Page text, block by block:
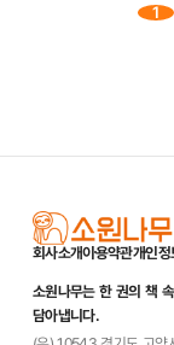
1
회사소개이용약관개인정
소원나무는 한 권의 책
담아냅니다.